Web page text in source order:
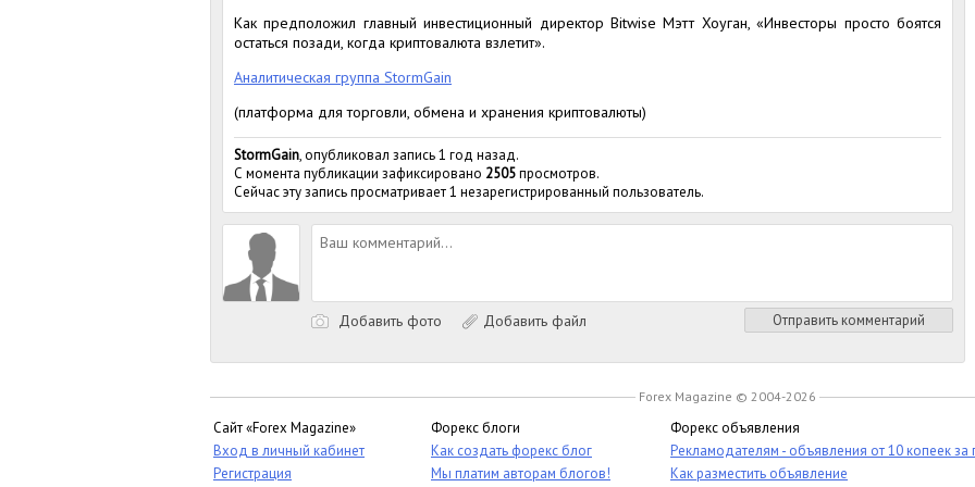
Как предположил главный инвестиционный директор Bitwise Мэтт Хоуган, «Инвесторы просто боятся
остаться позади, когда криптовалюта взлетит».
Аналитическая группа StormGain
(платформа для торговли, обмена и хранения криптовалюты)
StormGain, опубликовал запись 1 год назад.
С момента публикации зафиксировано 2505просмотров.
Сейчас эту запись просматривает 1 незарегистрированный пользователь.
Добавить фото Добавить файл Отправить комментарий
Forex Magazine © 2004-2026
Сайт «Forex Magazine»
Вход в личный кабинет
Регистрация
Форекс блоги
Как создать форекс блог
Мы платим авторам блогов!
Форекс объявления
Рекламодателям - объявления от 10 копеек за
Как разместить объявление